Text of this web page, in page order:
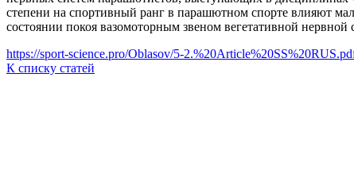
степени на спортивный ранг в парашютном спорте влияют
состоянии покоя вазомоторным звеном вегетативной нервной
https://sport-science.pro/Oblasov/5-
К списку статей